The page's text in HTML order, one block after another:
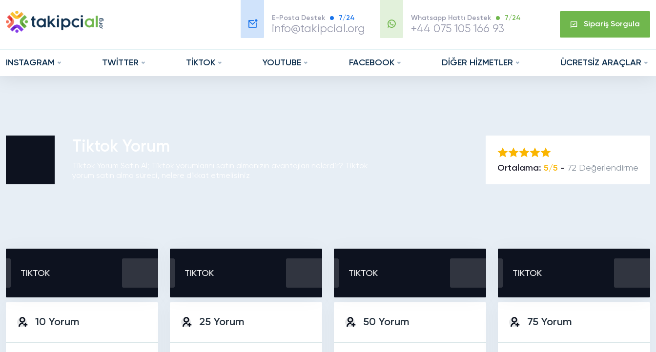
E-Posta Destek 7/24
info@takipcial.org
Whatsapp Hattı Destek 7/24
+44 075 105 166 93 Sipariş Sorgula
INSTAGRAM TWİTTER TİKTOK YOUTUBE FACEBOOK DİĞER HİZMETLER ÜCRETSİZ ARAÇLAR
Tiktok Yorum
Tiktok Yorum Satın Al; Tiktok yorumlarını satın almanızın avantajları nelerdir? Tiktok
yorum satın alma süreci, nelere dikkat etmelisiniz
Ortalama: 5/5 - 72 Değerlendirme
TIKTOK
10 Yorum
TIKTOK
25 Yorum
TIKTOK
50 Yorum
TIKTOK
75 Yorum